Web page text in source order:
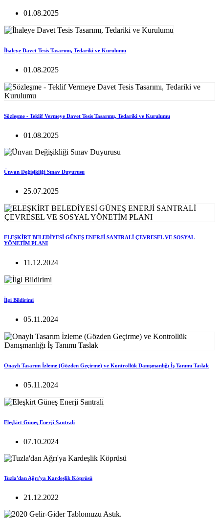
01.08.2025
İhaleye Davet Tesis Tasarımı, Tedariki ve Kurulumu
01.08.2025
Sözleşme - Teklif Vermeye Davet Tesis Tasarımı, Tedariki ve Kurulumu
01.08.2025
Ünvan Değişikliği Sınav Duyurusu
25.07.2025
ELEŞKİRT BELEDİYESİ GÜNEŞ ENERJİ SANTRALİ ÇEVRESEL VE SOSYAL
YÖNETİM PLANI
11.12.2024
İlgi Bildirimi
05.11.2024
Onaylı Tasarım İzleme (Gözden Geçirme) ve Kontrollük Danışmanlığı İş Tanımı Taslak
05.11.2024
Eleşkirt Güneş Enerji Santrali
07.10.2024
Tuzla'dan Ağrı'ya Kardeşlik Köprüsü
21.12.2022